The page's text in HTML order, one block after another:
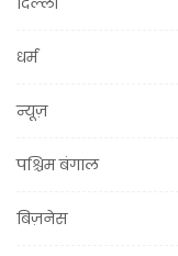
धर्म
न्यूज़
पश्चिम बंगाल
बिज़नेस